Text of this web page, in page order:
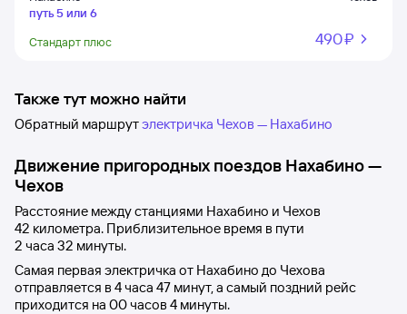
путь 5 или 6
Стандарт плюс 490 ⁠₽
Также тут можно найти
Обратный маршрутэлектричка Чехов — Нахабино
Движение пригородных поездов Нахабино—
Чехов
Расстояние между станциями Нахабино и Чехов
42 километра. Приблизительное время в пути
2 часа 32 минуты.
Самая первая электричка от Нахабино до Чехова
отправляется в 4часа 47 минут, а самый поздний рейс
приходится на 00часов 4 минуты.